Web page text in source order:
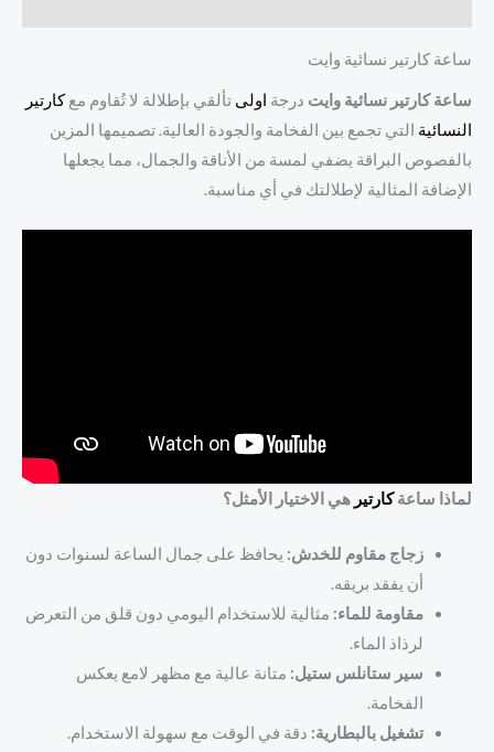
ساعة كارتير نسائية وايت
ساعة كارتير نسائية وايت درجة اولى تألقي بإطلالة لا تُقاوم معكارتير
النسائية التي تجمع بين الفخامة والجودة العالية. تصميمها المزين
بالفصوص البراقة يضفي لمسة من الأناقة والجمال، مما يجعلها
الإضافة المثالية لإطلالتك في أي مناسبة.
لماذا ساعةكارتير هي الاختيار الأمثل؟
زجاج مقاوم للخدش: يحافظ على جمال الساعة لسنوات دون
أن يفقد بريقه.
مقاومة للماء: مثالية للاستخدام اليومي دون قلق من التعرض
لرذاذ الماء.
سير ستانلس ستيل: متانة عالية مع مظهر لامع يعكس
الفخامة.
تشغيل بالبطارية: دقة في الوقت مع سهولة الاستخدام.